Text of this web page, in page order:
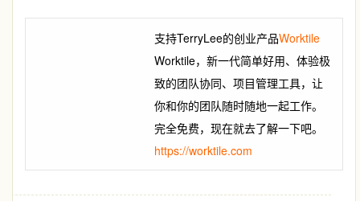
支持TerryLee的创业产品Worktile
Worktile，新一代简单好用、体验极
致的团队协同、项目管理工具，让
你和你的团队随时随地一起工作。
完全免费，现在就去了解一下吧。
https://worktile.com